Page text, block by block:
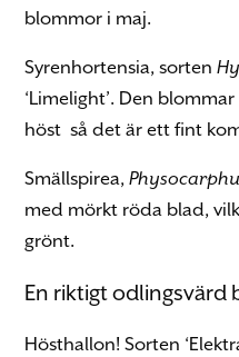
blommor i maj.
Syrenhortensia, sorten
‘Limelight’. Den
höst så det är ett fint
Smällspirea,
med mörkt röda blad,
grönt.
En riktigt odlingsvärd
Hösthallon! Sorten